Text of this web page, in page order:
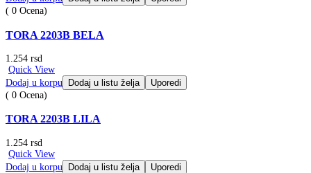
( 0 Ocena)
TORA 2203B BELA
1.254 rsd
Quick View
Dodaj u korpu
Dodaj u listu želja
Uporedi
( 0 Ocena)
TORA 2203B LILA
1.254 rsd
Quick View
Dodaj u korpu
Dodaj u listu želja
Uporedi